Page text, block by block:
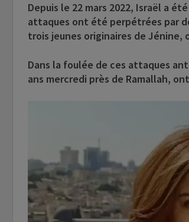
Depuis le 22 mars 2022, Israël a
attaques ont été perpétrées par
trois jeunes originaires de Jénine,
Dans la foulée de ces attaques
ans mercredi près de Ramallah,